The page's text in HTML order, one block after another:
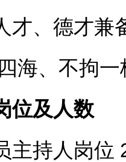
、德才兼
海、不拘
位及人数
持人岗位